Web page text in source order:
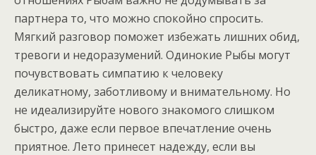
партнера то, что можно спокойно спросить.
Мягкий разговор поможет избежать лишних обид,
тревоги и недоразумений. Одинокие Рыбы могут
почувствовать симпатию к человеку
деликатному, заботливому и внимательному. Но
не идеализируйте нового знакомого слишком
быстро, даже если первое впечатление очень
приятное. Лето принесет надежду, если вы